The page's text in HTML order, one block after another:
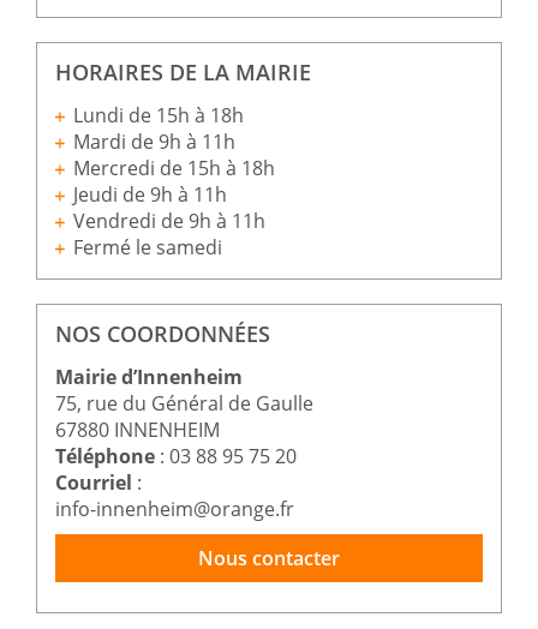
HORAIRES DE LA MAIRIE
Lundi de 15h à 18h
Mardi de 9h à 11h
Mercredi de 15h à 18h
Jeudi de 9h à 11h
Vendredi de 9h à 11h
Fermé le samedi
NOS COORDONNÉES
Mairie d’Innenheim
75, rue du Général de Gaulle
67880 INNENHEIM
Téléphone : 03 88 95 75 20
Courriel :
info-innenheim@orange.fr
Nous contacter